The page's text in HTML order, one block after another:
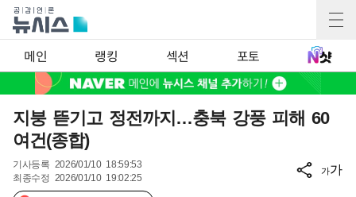
메인 랭킹 섹션 포토
지붕 뜯기고 정전까지…충북 강풍 피해 60
여건(종합)
기사등록 2026/01/10 18:59:53
최종수정 2026/01/10 19:02:25
가가